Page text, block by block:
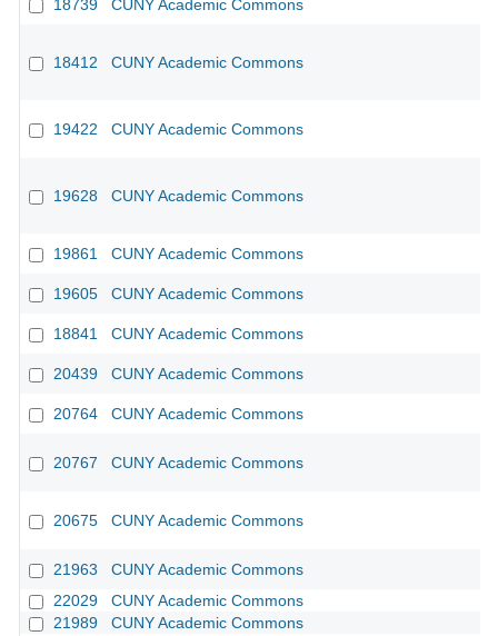
18739 CUNY Academic Commons
18412 CUNY Academic Commons
19422 CUNY Academic Commons
19628 CUNY Academic Commons
19861 CUNY Academic Commons
19605 CUNY Academic Commons
18841 CUNY Academic Commons
20439 CUNY Academic Commons
20764 CUNY Academic Commons
20767 CUNY Academic Commons
20675 CUNY Academic Commons
21963 CUNY Academic Commons
22029
CUNY Academic Commons
21989
CUNY Academic Commons